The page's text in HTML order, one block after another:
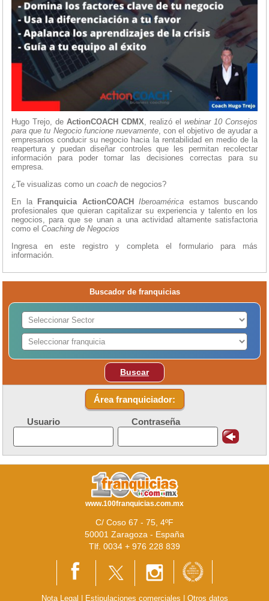
Hugo Trejo, de ActionCOACH CDMX, realizó el webinar 10 Consejos
para que tu Negocio funcione nuevamente, con el objetivo de ayudar a
empresarios conducir su negocio hacia la rentabilidad en medio de la
reapertura y puedan diseñar controles que les permitan recolectar
información para poder tomar las decisiones correctas para su
empresa.
¿Te visualizas como un coach de negocios?
En la Franquicia ActionCOACH Iberoamérica estamos buscando
profesionales que quieran capitalizar su experiencia y talento en los
negocios, para que se unan a una actividad altamente satisfactoria
como el Coaching de Negocios
Ingresa en este registro y completa el formulario para más
información.
Buscador de franquicias
Buscar
Área franquiciador:
Usuario Contraseña
www.100franquicias.com.mx
C/ Coso 67 - 75, 4ºF
50001 Zaragoza - España
Tlf. 0034 + 976 228 839
Nota Legal Estipulaciones comerciales Otros datos